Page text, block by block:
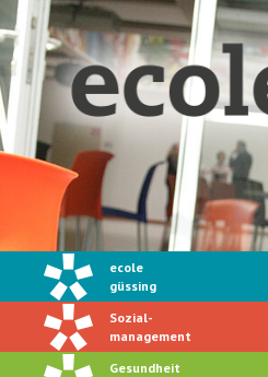
ecole
güssing
Sozial-
management
Gesundheit